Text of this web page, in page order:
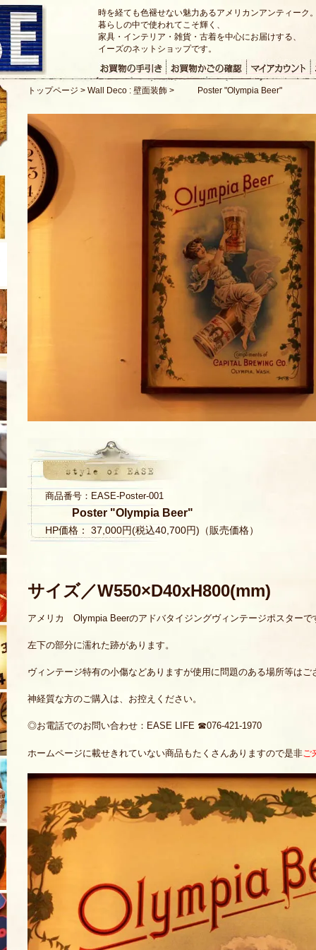
時を経ても色褪せない魅力あるアメリカンアンティーク
暮らしの中で使われてこそ輝く、
家具・インテリア・雑貨・古着を中心にお届けする、
イーズのネットショップです。
トップページ > Wall Deco : 壁面装飾 > Poster "Olympia Beer"
商品番号：EASE-Poster-001
Poster "Olympia Beer"
HP価格： 37,000円(税込40,700円)（販売価格）
サイズ／W550×D40xH800(mm)
アメリカ Olympia Beerのアドバタイジングヴィンテージポスターで
左下の部分に濡れた跡があります。
ヴィンテージ特有の小傷などありますが使用に問題のある場所等はご
神経質な方のご購入は、お控えください。
◎お電話でのお問い合わせ：EASE LIFE ☎076-421-1970
ホームページに載せきれていない商品もたくさんありますので是非ご